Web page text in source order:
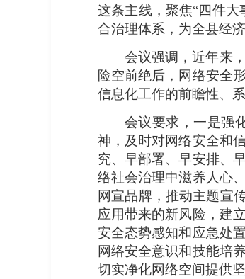
这条主线，聚焦“四件
合治理体系，为全县经
会议强调，近年来
险空前绝后，网络安全
信息化工作的前瞻性、
会议要求，一是强
神，及时对网络安全和
究、早部署、早安排、
络社会治理中滋养人心
网宣品牌，推动主题宣
应用带来的新风险，建
安全态势感知和应急处
网络安全意识和技能培
切实净化网络空间提供坚